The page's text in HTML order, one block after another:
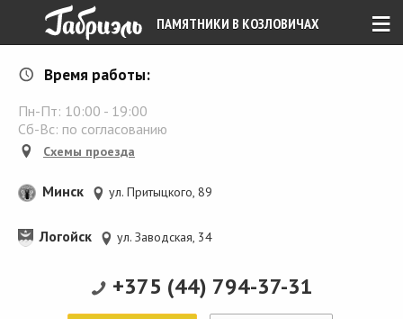
≡
ПАМЯТНИКИ В КОЗЛОВИЧАХ
Время работы:
Пн-Пт: 10:00 - 19:00
Сб-Вс: по согласованию
Схемы проезда
Минск ул. Притыцкого, 89
Логойск ул. Заводская, 34
+375 (44) 794-37-31